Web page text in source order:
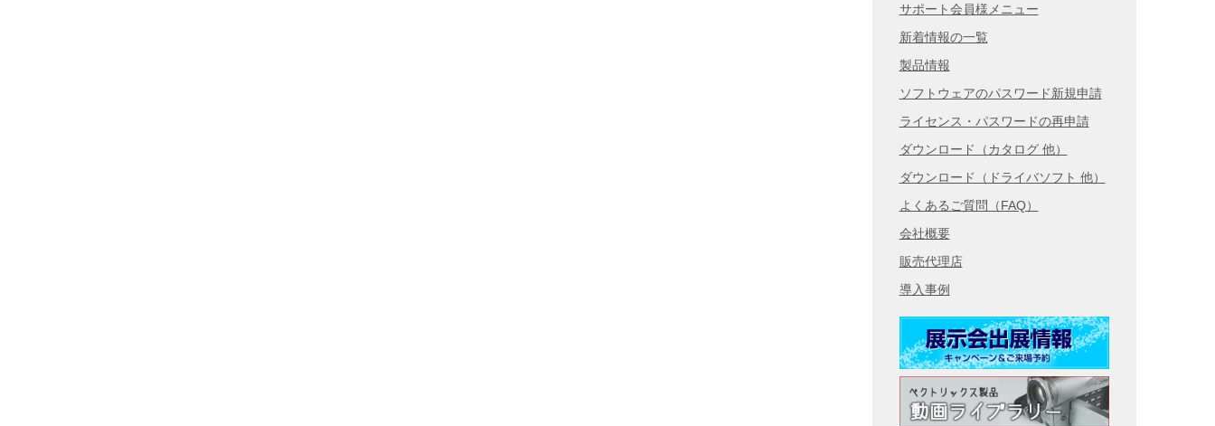
サポート会員様メニュー
新着情報の一覧
製品情報
ソフトウェアのパスワード新規申請
ライセンス・パスワードの再申請
ダウンロード（カタログ 他）
ダウンロード（ドライバソフト 他）
よくあるご質問（FAQ）
会社概要
販売代理店
導入事例